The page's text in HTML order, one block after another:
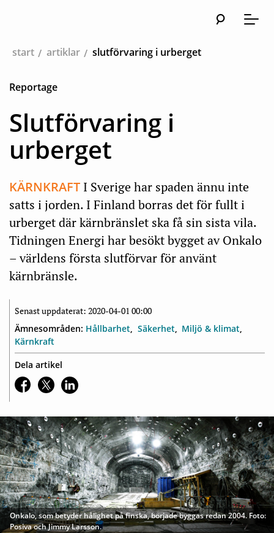
Meny
start
artiklar slutförvaring i urberget
Reportage
Slutförvaring i
urberget
KÄRNKRAFT I Sverige har spaden ännu inte
satts i jorden. I Finland borras det för fullt i
urberget där kärnbränslet ska få sin sista vila.
Tidningen Energi har besökt bygget av Onkalo
– världens första slutförvar för använt
kärnbränsle.
Senast uppdaterat: 2020-04-01 00:00
Ämnesområden: Hållbarhet Säkerhet
Miljö & klimat
Kärnkraft
Dela artikel
Onkalo, som betyder hålighet på finska, började byggas redan 2004. Foto:
Posiva och Jimmy Larsson.